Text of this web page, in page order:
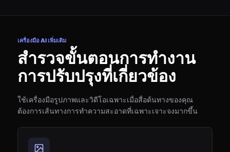
เครื่องมือ AI เพิ่มเติม
สำรวจขั้นตอนการทำงาน
การปรับปรุงที่เกี่ยวข้อง
ใช้เครื่องมือรูปภาพและวิดีโอเฉพาะเมื่อสื่อต้นทางของคุณ
ต้องการเส้นทางการทำความสะอาดที่เฉพาะเจาะจงมากขึ้น